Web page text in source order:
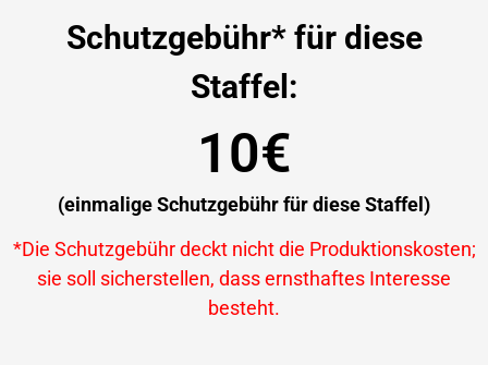
Schutzgebühr* für diese
Staffel:
10€
(einmalige Schutzgebühr für diese Staffel)
*Die Schutzgebühr deckt nicht die Produktionskosten;
sie soll sicherstellen, dass ernsthaftes Interesse
besteht.